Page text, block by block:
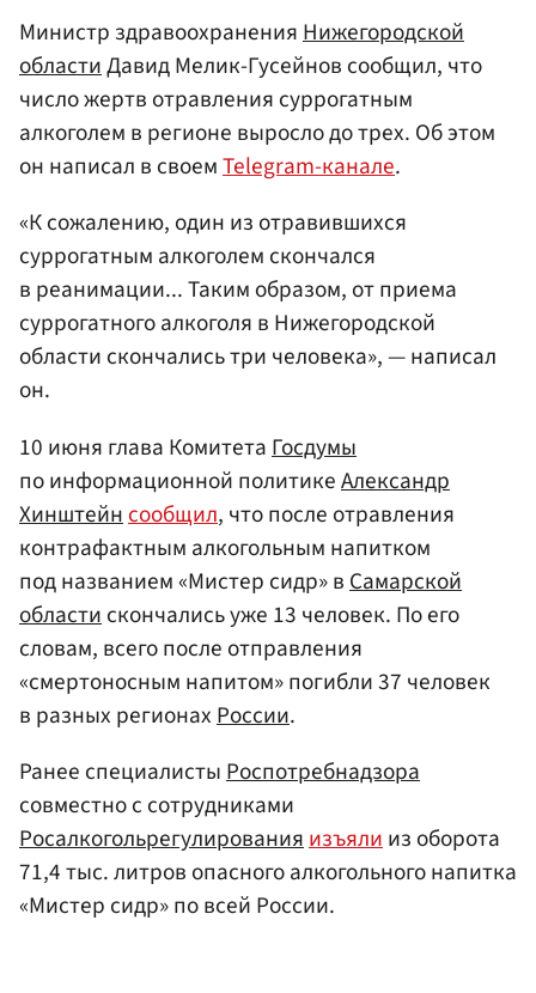
Министр здравоохраненияНижегородской
областиДавид Мелик-Гусейнов сообщил, что
число жертв отравления суррогатным
алкоголем в регионе выросло до трех. Об этом
он написал в своемTelegram-канале.
«К сожалению, один из отравившихся
суррогатным алкоголем скончался
в реанимации... Таким образом, от приема
суррогатного алкоголя в Нижегородской
области скончались три человека», — написал
он.
10 июня глава Комитета Госдумы
по информационной политикеАлександр
Хинштейн сообщил, что после отравления
контрафактным алкогольным напитком
под названием «Мистер сидр» в Самарской
области скончались уже 13 человек. По его
словам, всего после отправления
«смертоносным напитом» погибли 37 человек
в разных регионах России.
Ранее специалистыРоспотребнадзора
совместно с сотрудниками
Росалкогольрегулированияизъялииз оборота
71,4 тыс. литров опасного алкогольного напитка
«Мистер сидр» по всей России.